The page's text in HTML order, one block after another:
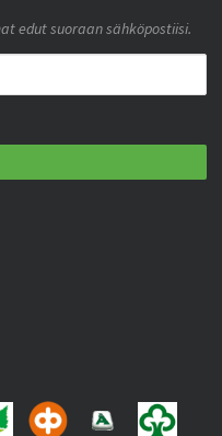
edut suoraan sähköpostiisi.